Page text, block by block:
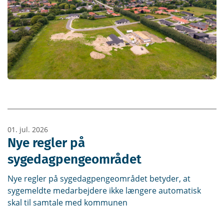
01. jul. 2026
Nye regler på
sygedagpengeområdet
Nye regler på sygedagpengeområdet betyder, at
sygemeldte medarbejdere ikke længere automatisk
skal til samtale med kommunen